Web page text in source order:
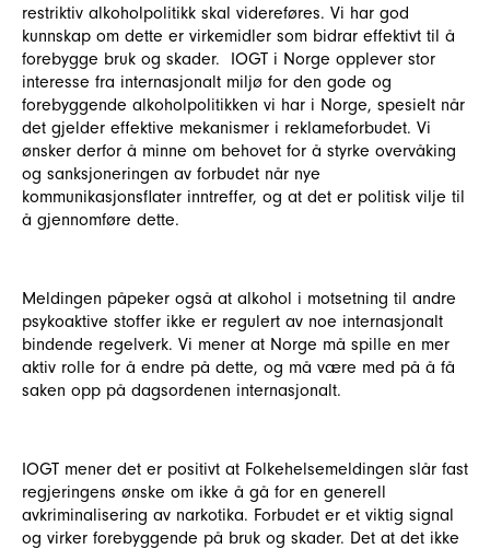
restriktiv alkoholpolitikk skal videreføres. Vi har god
kunnskap om dette er virkemidler som bidrar effektivt til å
forebygge bruk og skader. IOGT i Norge opplever stor
interesse fra internasjonalt miljø for den gode og
forebyggende alkoholpolitikken vi har i Norge, spesielt når
det gjelder effektive mekanismer i reklameforbudet. Vi
ønsker derfor å minne om behovet for å styrke overvåking
og sanksjoneringen av forbudet når nye
kommunikasjonsflater inntreffer, og at det er politisk vilje til
å gjennomføre dette.
Meldingen påpeker også at alkohol i motsetning til andre
psykoaktive stoffer ikke er regulert av noe internasjonalt
bindende regelverk. Vi mener at Norge må spille en mer
aktiv rolle for å endre på dette, og må være med på å få
saken opp på dagsordenen internasjonalt.
IOGT mener det er positivt at Folkehelsemeldingen slår fast
regjeringens ønske om ikke å gå for en generell
avkriminalisering av narkotika. Forbudet er et viktig signal
og virker forebyggende på bruk og skader. Det at det ikke